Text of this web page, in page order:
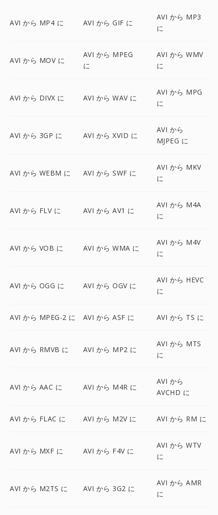
AVI から MP4 に AVI から GIF に
AVI から MP3
に
AVI から MOV に
AVI から MPEG
に
AVI から WMV
に
AVI から DIVX に AVI から WAV に
AVI から MPG
に
AVI から 3GP に AVI から XVID に
AVI から
MJPEG に
AVI から WEBM に AVI から SWF に
AVI から MKV
に
AVI から FLV に AVI から AV1 に
AVI から M4A
に
AVI から VOB に AVI から WMA に
AVI から M4V
に
AVI から OGG に AVI から OGV に
AVI から HEVC
に
AVI から MPEG-2 に AVI から ASF に AVI から TS に
AVI から RMVB に AVI から MP2 に
AVI から MTS
に
AVI から AAC に AVI から M4R に
AVI から
AVCHD に
AVI から FLAC に AVI から M2V に AVI から RM に
AVI から MXF に AVI から F4V に
AVI から WTV
に
AVI から M2TS に AVI から 3G2 に
AVI から AMR
に